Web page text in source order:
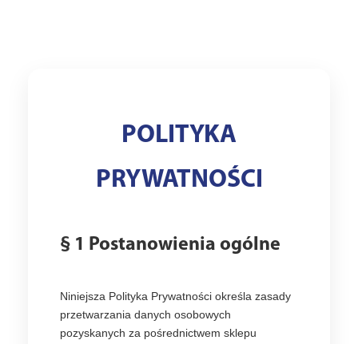
POLITYKA
PRYWATNOŚCI
§ 1 Postanowienia ogólne
Niniejsza Polityka Prywatności określa zasady
przetwarzania danych osobowych
pozyskanych za pośrednictwem sklepu